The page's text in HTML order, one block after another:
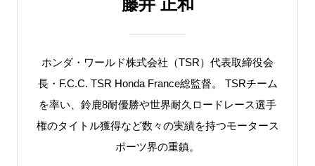
藤井 正和
ホンダ・ワールド株式会社（TSR）代表取締役会
長・F.C.C. TSR Honda France総監督。 TSRチーム
を率い、鈴鹿8耐優勝や世界耐久ロードレース選手
権のタイトル獲得など数々の実績を持つモータース
ポーツ界の重鎮。